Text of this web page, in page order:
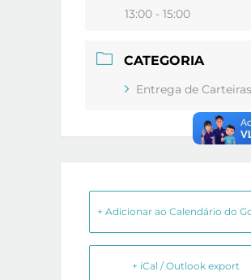
13:00 - 15:00
CATEGORIA
Entrega de Carteiras
+ Adicionar ao Calendário do
+ iCal / Outlook export